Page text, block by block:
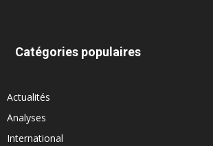
Catégories populaires
Actualités
Analyses
International